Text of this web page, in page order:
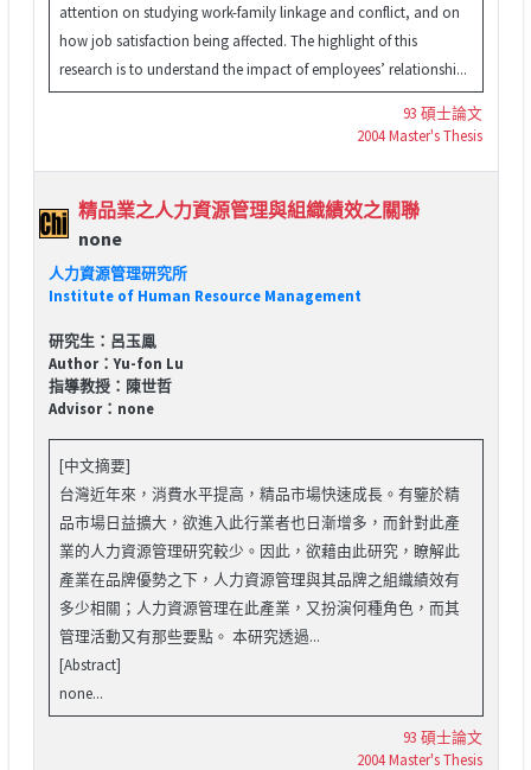
attention on studying work-family linkage and conflict, and on
how job satisfaction being affected. The highlight of this
research is to understand the impact of employees’ relationshi...
93 碩士論文
2004 Master's Thesis
精品業之人力資源管理與組織績效之關聯
none
人力資源管理研究所
Institute of Human Resource Management
研究生：呂玉鳯
Author：Yu-fon Lu
指導教授：陳世哲
Advisor：none
[中文摘要]
台灣近年來，消費水平提高，精品市場快速成長。有鑒於精
品市場日益擴大，欲進入此行業者也日漸增多，而針對此產
業的人力資源管理研究較少。因此，欲藉由此研究，瞭解此
產業在品牌優勢之下，人力資源管理與其品牌之組織績效有
多少相關；人力資源管理在此產業，又扮演何種角色，而其
管理活動又有那些要點。 本研究透過...
[Abstract]
none...
93 碩士論文
2004 Master's Thesis